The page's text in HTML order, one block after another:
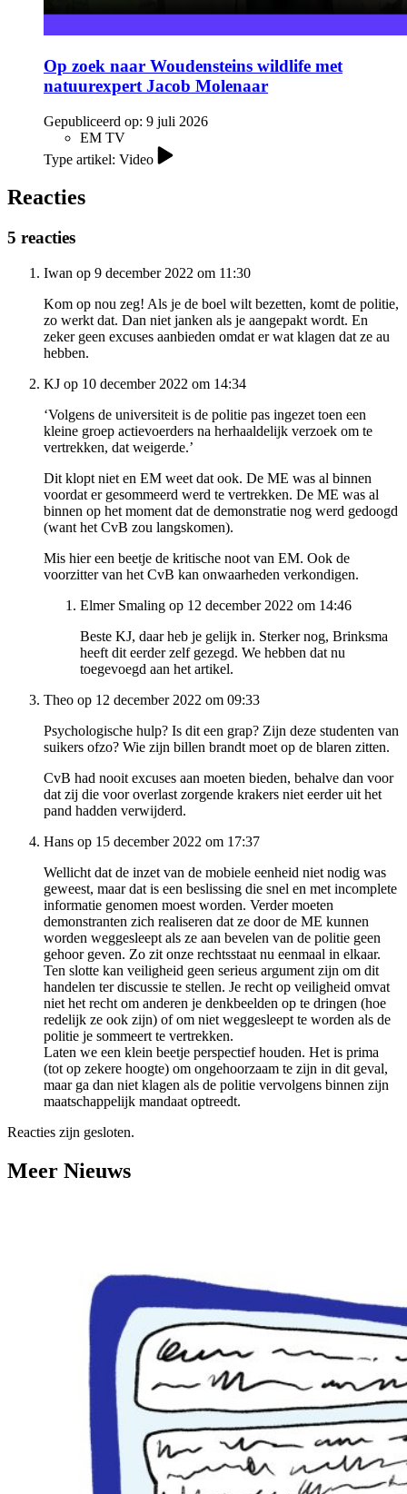
Op zoek naar Woudensteins wildlife met
natuurexpert Jacob Molenaar
Gepubliceerd op: 9 juli 2026
EM TV
Type artikel: Video
Reacties
5 reacties
Iwan op 9 december 2022 om 11:30
Kom op nou zeg! Als je de boel wilt bezetten, komt de politie,
zo werkt dat. Dan niet janken als je aangepakt wordt. En
zeker geen excuses aanbieden omdat er wat klagen dat ze au
hebben.
KJ op 10 december 2022 om 14:34
‘Volgens de universiteit is de politie pas ingezet toen een
kleine groep actievoerders na herhaaldelijk verzoek om te
vertrekken, dat weigerde.’
Dit klopt niet en EM weet dat ook. De ME was al binnen
voordat er gesommeerd werd te vertrekken. De ME was al
binnen op het moment dat de demonstratie nog werd gedoogd
(want het CvB zou langskomen).
Mis hier een beetje de kritische noot van EM. Ook de
voorzitter van het CvB kan onwaarheden verkondigen.
Elmer Smaling op 12 december 2022 om 14:46
Beste KJ, daar heb je gelijk in. Sterker nog, Brinksma
heeft dit eerder zelf gezegd. We hebben dat nu
toegevoegd aan het artikel.
Theo op 12 december 2022 om 09:33
Psychologische hulp? Is dit een grap? Zijn deze studenten van
suikers ofzo? Wie zijn billen brandt moet op de blaren zitten.
CvB had nooit excuses aan moeten bieden, behalve dan voor
dat zij die voor overlast zorgende krakers niet eerder uit het
pand hadden verwijderd.
Hans op 15 december 2022 om 17:37
Wellicht dat de inzet van de mobiele eenheid niet nodig was
geweest, maar dat is een beslissing die snel en met incomplete
informatie genomen moest worden. Verder moeten
demonstranten zich realiseren dat ze door de ME kunnen
worden weggesleept als ze aan bevelen van de politie geen
gehoor geven. Zo zit onze rechtsstaat nu eenmaal in elkaar.
Ten slotte kan veiligheid geen serieus argument zijn om dit
handelen ter discussie te stellen. Je recht op veiligheid omvat
niet het recht om anderen je denkbeelden op te dringen (hoe
redelijk ze ook zijn) of om niet weggesleept te worden als de
politie je sommeert te vertrekken.
Laten we een klein beetje perspectief houden. Het is prima
(tot op zekere hoogte) om ongehoorzaam te zijn in dit geval,
maar ga dan niet klagen als de politie vervolgens binnen zijn
maatschappelijk mandaat optreedt.
Reacties zijn gesloten.
Meer Nieuws